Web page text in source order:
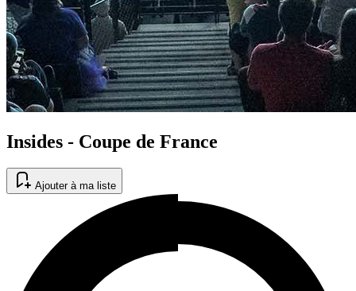
Insides - Coupe de France
Ajouter à ma liste